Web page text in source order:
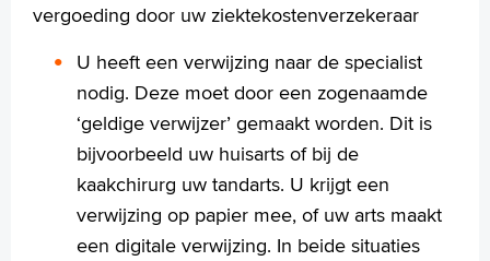
Sluiting Papendrechtsebrug
Wachttijden
Wijzigingen doorgeven
Zorgkosten en verzekeringen
Zorgverzekering
Verwijsbrief en identificatieplicht
Wat kost een behandeling?
De rekening
vergoeding door uw ziektekostenverzekeraar
U heeft een verwijzing naar de specialist
nodig. Deze moet door een zogenaamde
‘geldige verwijzer’ gemaakt worden. Dit is
bijvoorbeeld uw huisarts of bij de
kaakchirurg uw tandarts. U krijgt een
verwijzing op papier mee, of uw arts maakt
een digitale verwijzing. In beide situaties